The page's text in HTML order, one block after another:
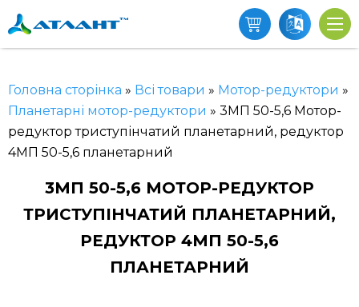
Головна сторінка » Всі товари » Мотор-редуктори »
Планетарні мотор-редуктори » 3МП 50-5,6 Мотор-
редуктор триступінчатий планетарний, редуктор
4МП 50-5,6 планетарний
3МП 50-5,6 МОТОР-РЕДУКТОР
ТРИСТУПІНЧАТИЙ ПЛАНЕТАРНИЙ,
РЕДУКТОР 4МП 50-5,6
ПЛАНЕТАРНИЙ